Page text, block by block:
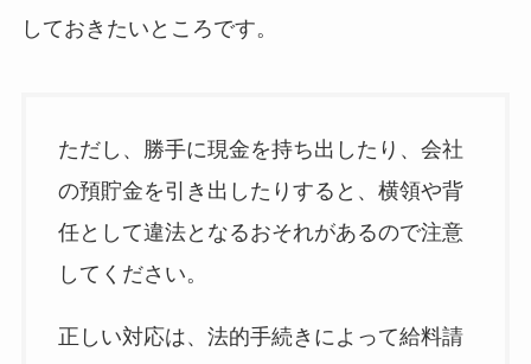
しておきたいところです。
ただし、勝手に現金を持ち出したり、会社
の預貯金を引き出したりすると、横領や背
任として違法となるおそれがあるので注意
してください。
正しい対応は、法的手続きによって給料請